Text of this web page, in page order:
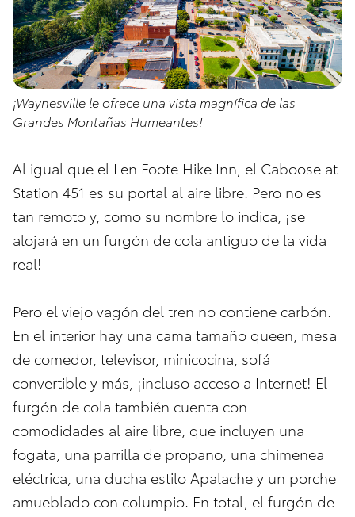
¡Waynesville le ofrece una vista magnífica de las
Grandes Montañas Humeantes!
Al igual que el Len Foote Hike Inn, el Caboose at
Station 451 es su portal al aire libre. Pero no es
tan remoto y, como su nombre lo indica, ¡se
alojará en un furgón de cola antiguo de la vida
real!
Pero el viejo vagón del tren no contiene carbón.
En el interior hay una cama tamaño queen, mesa
de comedor, televisor, minicocina, sofá
convertible y más, ¡incluso acceso a Internet! El
furgón de cola también cuenta con
comodidades al aire libre, que incluyen una
fogata, una parrilla de propano, una chimenea
eléctrica, una ducha estilo Apalache y un porche
amueblado con columpio. En total, el furgón de